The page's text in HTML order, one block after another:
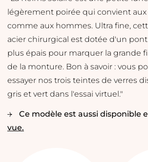
légèrement poirée qui convient
comme aux hommes. Ultra fine,
acier chirurgical est dotée d'un
plus épais pour marquer la grande
de la monture. Bon à savoir : vous
essayer nos trois teintes de verres
gris et vert dans l'essai virtuel."
Ce modèle est aussi disponible
vue.